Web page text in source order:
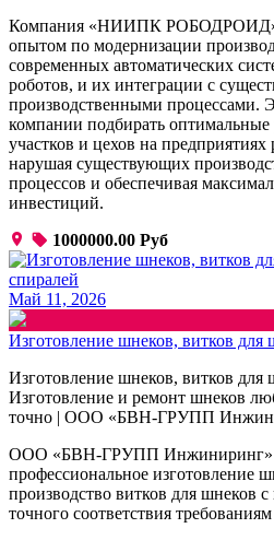
Компания «НИИПК РОБОДРОИД»
опытом по модернизации
современных автоматических
роботов, и их интеграции с
производственными процессами.
компании подбирать
участков и цехов на
нарушая существующих
процессов и обеспечивая
инвестиций.
1000000.00 Руб
Май 11, 2026
Изготовление шнеков, витков
Изготовление шнеков, витков
Изготовление и ремонт шнеков
точно | ООО «БВН-ГРУПП
ООО «БВН-ГРУПП Инжиниринг»
профессиональное изготовление
производство витков для шнеков с
точного соответствия требованиям